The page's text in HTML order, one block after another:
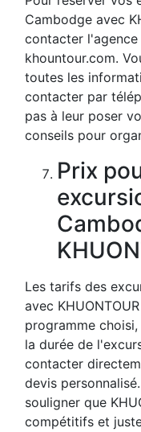
Cambodge avec
contacter
khountour.com.
toutes les
contacter par
pas à leur poser
conseils pour
Prix
Les tarifs des
avec
programme
la durée de
contacter
devis
souligner que
compétitifs et